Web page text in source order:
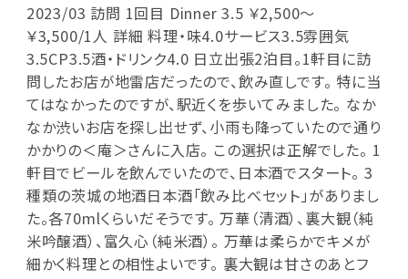
2023/03 訪問 1回目 Dinner 3.5 ￥2,500～
￥3,500/1人 詳細 料理・味4.0サービス3.5雰囲気
3.5CP3.5酒・ドリンク4.0 日立出張2泊目。1軒目に訪
問したお店が地雷店だったので、飲み直しです。 特に当
てはなかったのですが、駅近くを歩いてみました。 なか
なか渋いお店を探し出せず、小雨も降っていたので通り
かかりの＜庵＞さんに入店。 この選択は正解でした。 1
軒目でビールを飲んでいたので、日本酒でスタート。 3
種類の茨城の地酒日本酒「飲み比べセット」がありまし
た。各70mlくらいだそうです。 万華（清酒）、裏大観（純
米吟醸酒）、富久心（純米酒）。 万華は柔らかでキメが
細かく料理との相性よいです。 裏大観は甘さのあとフ